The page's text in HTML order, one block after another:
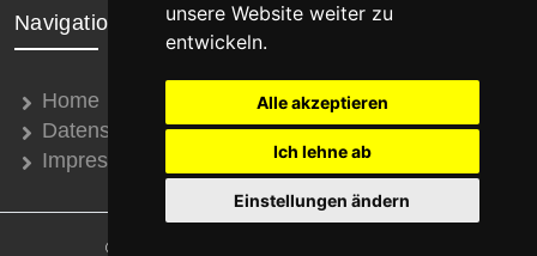
unsere Website weiter zu
entwickeln.
Alle akzeptieren
Ich lehne ab
Einstellungen ändern
Navigation
Home
Datenschutz
Impressum
© 2008 - 2026 Thomas Schroth Internetservice